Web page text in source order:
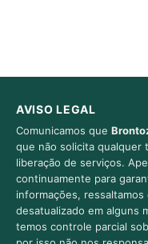
AVISO LEGAL
Comunicamos que
que não solicita qualquer
liberação de serviços.
continuamente para
informações,
desatualizado em alguns
temos controle parcial